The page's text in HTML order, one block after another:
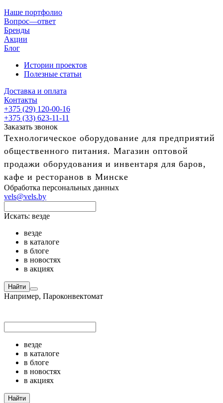
Наше портфолио
Вопрос—ответ
Бренды
Акции
Блог
Истории проектов
Полезные статьи
Доставка и оплата
Контакты
+375 (29) 120-00-16
+375 (33) 623-11-11
Заказать звонок
Технологическое оборудование для предприятий
общественного питания. Магазин оптовой
продажи оборудования и инвентаря для баров,
кафе и ресторанов в Минске
Обработка персональных данных
vels@vels.by
Искать: везде
везде
в каталоге
в блоге
в новостях
в акциях
Найти
Например, Пароконвектомат
везде
в каталоге
в блоге
в новостях
в акциях
Найти